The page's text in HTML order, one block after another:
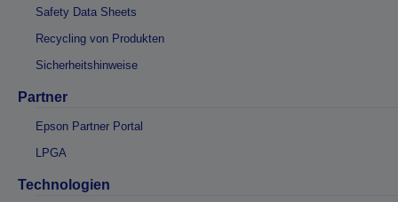
Safety Data Sheets
Recycling von Produkten
Sicherheitshinweise
Partner
Epson Partner Portal
LPGA
Technologien